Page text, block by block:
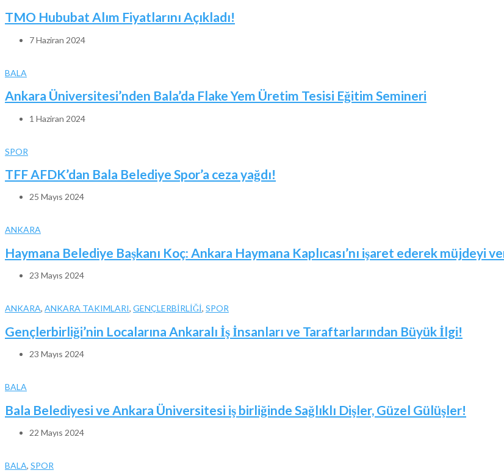
TMO Hububat Alım Fiyatlarını Açıkladı!
7 Haziran 2024
BALA
Ankara Üniversitesi’nden Bala’da Flake Yem Üretim Tesisi Eğitim Semineri
1 Haziran 2024
SPOR
TFF AFDK’dan Bala Belediye Spor’a ceza yağdı!
25 Mayıs 2024
ANKARA
Haymana Belediye Başkanı Koç: Ankara Haymana Kaplıcası’nı işaret ederek müjdeyi
23 Mayıs 2024
ANKARA, ANKARA TAKIMLARI, GENÇLERBİRLİĞİ, SPOR
Gençlerbirliği’nin Localarına Ankaralı İş İnsanları ve Taraftarlarından Büyük İlgi!
23 Mayıs 2024
BALA
Bala Belediyesi ve Ankara Üniversitesi iş birliğinde Sağlıklı Dişler, Güzel Gülüşler!
22 Mayıs 2024
BALA, SPOR